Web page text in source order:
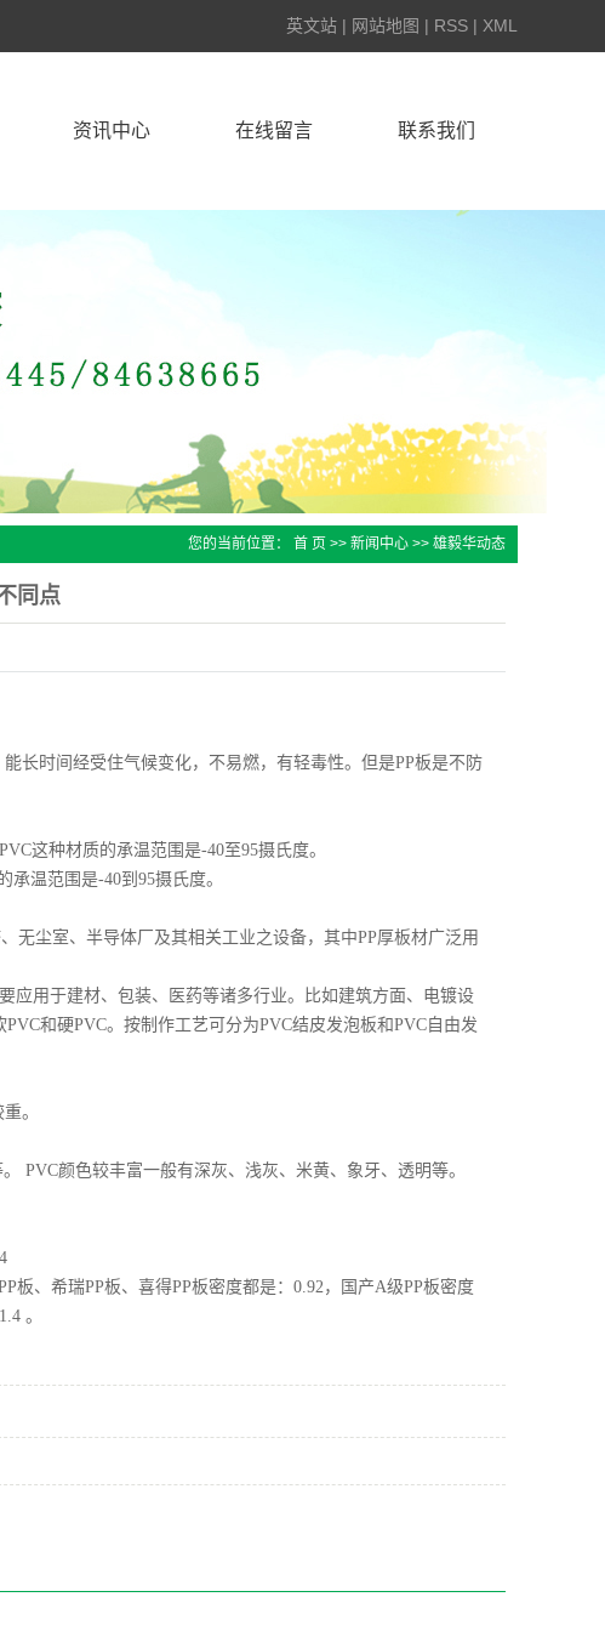
英文站 | 网站地图 | RSS | XML
资讯中心
雄毅华动态
在线留言 联系我们
您的当前位置： 首 页 >> 新闻中心 >> 雄毅华动态
同点
长时间经受住气候变化，不易燃，有轻毒性。但是PP板是不防
这种材质的承温范围是-40至95摄氏度。
承温范围是-40到95摄氏度。
无尘室、半导体厂及其相关工业之设备，其中PP厚板材广泛用
应用于建材、包装、医药等诸多行业。比如建筑方面、电镀设
和硬PVC。按制作工艺可分为PVC结皮发泡板和PVC自由发
。
PVC颜色较丰富一般有深灰、浅灰、米黄、象牙、透明等。
板、希瑞PP板、喜得PP板密度都是：0.92，国产A级PP板密度
。